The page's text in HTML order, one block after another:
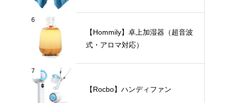
6
【Hommily】卓上加湿器（超音波
式・アロマ対応）
7
【Rocbo】ハンディファン